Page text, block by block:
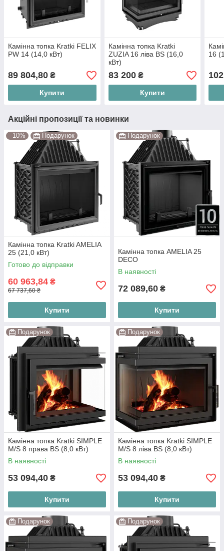
Камінна топка Kratki FELIX
PW 14 (14,0 кВт)
89 804,80 ₴
Купити
Камінна топка Kratki
ZUZIA 16 ліва BS (16,0
кВт)
83 200₴
Купити
16
Акційні пропозиції та новинки
–10% Подарунок
Камінна топка Kratki AMELIA
25 (21,0 кВт)
Готово до відправки
60 963,84 ₴
67 737,60 ₴
Купити
Подарунок
Камінна топка AMELIA 25
DECO
В наявності
72 089,60 ₴
Купити
Подарунок
Камінна топка Kratki SIMPLE
M/S 8 права BS (8,0 кВт)
В наявності
53 094,40 ₴
Купити
Подарунок
Камінна топка Kratki SIMPLE
M/S 8 ліва BS (8,0 кВт)
В наявності
53 094,40 ₴
Купити
Подарунок Подарунок